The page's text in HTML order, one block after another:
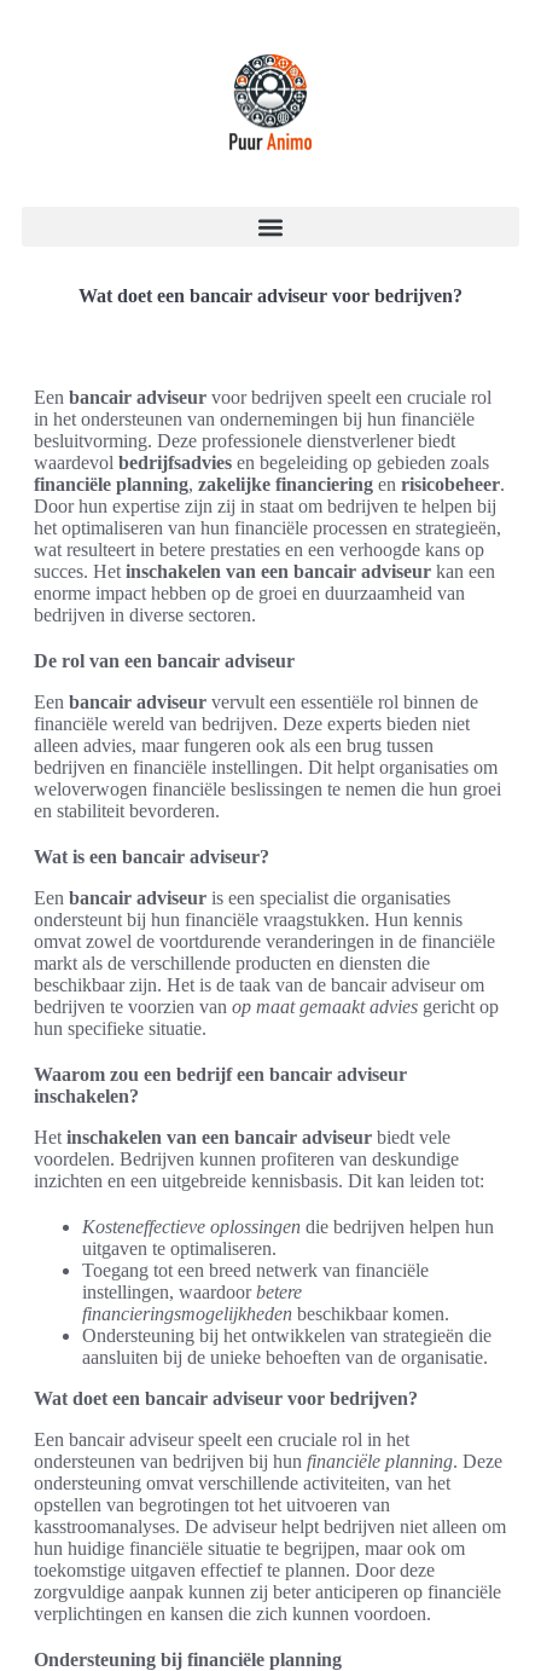
Wat doet een bancair adviseur voor bedrijven?
Een bancair adviseur voor bedrijven speelt een cruciale rol
in het ondersteunen van ondernemingen bij hun financiële
besluitvorming. Deze professionele dienstverlener biedt
waardevol bedrijfsadvies en begeleiding op gebieden zoals
financiële planning, zakelijke financiering en risicobeheer.
Door hun expertise zijn zij in staat om bedrijven te helpen bij
het optimaliseren van hun financiële processen en strategieën,
wat resulteert in betere prestaties en een verhoogde kans op
succes. Het inschakelen van een bancair adviseur kan een
enorme impact hebben op de groei en duurzaamheid van
bedrijven in diverse sectoren.
De rol van een bancair adviseur
Een bancair adviseur vervult een essentiële rol binnen de
financiële wereld van bedrijven. Deze experts bieden niet
alleen advies, maar fungeren ook als een brug tussen
bedrijven en financiële instellingen. Dit helpt organisaties om
weloverwogen financiële beslissingen te nemen die hun groei
en stabiliteit bevorderen.
Wat is een bancair adviseur?
Een bancair adviseur is een specialist die organisaties
ondersteunt bij hun financiële vraagstukken. Hun kennis
omvat zowel de voortdurende veranderingen in de financiële
markt als de verschillende producten en diensten die
beschikbaar zijn. Het is de taak van de bancair adviseur om
bedrijven te voorzien van op maat gemaakt advies gericht op
hun specifieke situatie.
Waarom zou een bedrijf een bancair adviseur
inschakelen?
Het inschakelen van een bancair adviseur biedt vele
voordelen. Bedrijven kunnen profiteren van deskundige
inzichten en een uitgebreide kennisbasis. Dit kan leiden tot:
Kosteneffectieve oplossingen die bedrijven helpen hun
uitgaven te optimaliseren.
Toegang tot een breed netwerk van financiële
instellingen, waardoorbetere
financieringsmogelijkheden beschikbaar komen.
Ondersteuning bij het ontwikkelen van strategieën die
aansluiten bij de unieke behoeften van de organisatie.
Wat doet een bancair adviseur voor bedrijven?
Een bancair adviseur speelt een cruciale rol in het
ondersteunen van bedrijven bij hun financiële planning. Deze
ondersteuning omvat verschillende activiteiten, van het
opstellen van begrotingen tot het uitvoeren van
kasstroomanalyses. De adviseur helpt bedrijven niet alleen om
hun huidige financiële situatie te begrijpen, maar ook om
toekomstige uitgaven effectief te plannen. Door deze
zorgvuldige aanpak kunnen zij beter anticiperen op financiële
verplichtingen en kansen die zich kunnen voordoen.
Ondersteuning bij financiële planning